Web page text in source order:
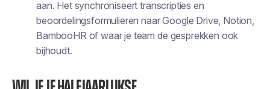
aan. Het synchroniseert transcripties en
beoordelingsformulieren naar Google Drive, Notion,
BambooHR of waar je team de gesprekken ook
bijhoudt.